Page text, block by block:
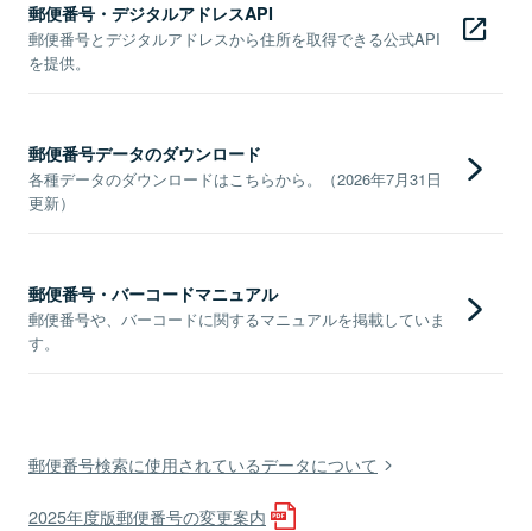
郵便番号・デジタルアドレスAPI
郵便番号とデジタルアドレスから住所を取得できる公式API
を提供。
郵便番号データのダウンロード
各種データのダウンロードはこちらから。（2026年7月31日
更新）
郵便番号・バーコードマニュアル
郵便番号や、バーコードに関するマニュアルを掲載していま
す。
郵便番号検索に使用されているデータについて
2025年度版郵便番号の変更案内